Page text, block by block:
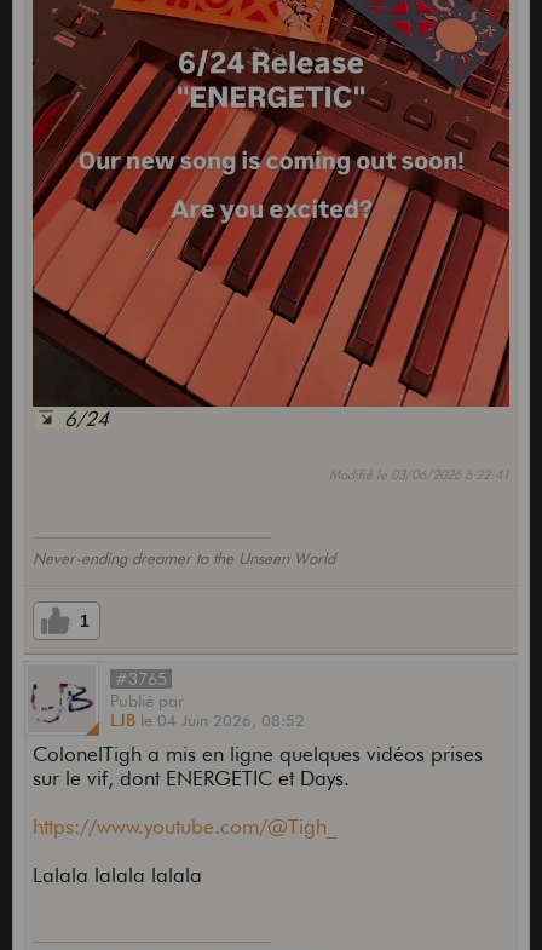
6/24
Modifié le 03/06/2026 à 22:41
Never-ending dreamer to the Unseen World
1
#3765
Publié par
LJB le 04 Juin 2026, 08:52
ColonelTigh a mis en ligne quelques vidéos prises
sur le vif, dont ENERGETIC et Days.
https://www.youtube.com/@Tigh_
Lalala lalala lalala